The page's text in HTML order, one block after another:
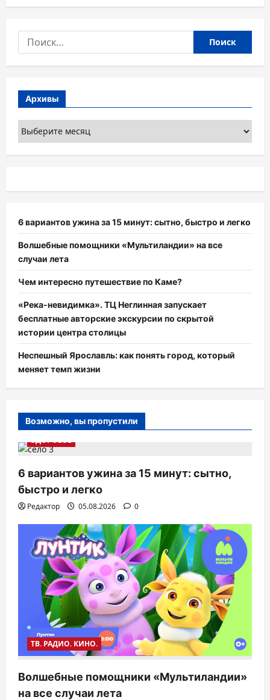
Найти:
Архивы
Архивы
6 вариантов ужина за 15 минут: сытно, быстро и легко
Волшебные помощники «Мультиландии» на все
случаи лета
Чем интересно путешествие по Каме?
«Река-невидимка». ТЦ Неглинная запускает
бесплатные авторские экскурсии по скрытой
истории центра столицы
Неспешный Ярославль: как понять город, который
меняет темп жизни
Возможно, вы пропустили
ЗДОРОВЬЕ
6 вариантов ужина за 15 минут: сытно,
быстро и легко
Редактор 05.08.2026 0
ТВ. РАДИО. КИНО.
Волшебные помощники «Мультиландии»
на все случаи лета